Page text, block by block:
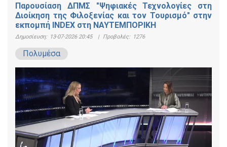
Παρουσίαση ΔΠΜΣ "Ψηφιακές Τεχνολογίες στη
Διοίκηση της Φιλοξενίας και τον Τουρισμό" στην
εκπομπή INDEX στη ΝΑΥΤΕΜΠΟΡΙΚΗ
Δημοσίευση: 13-07-2026 20:45 | Προβολές: 1276
Πολυμέσα